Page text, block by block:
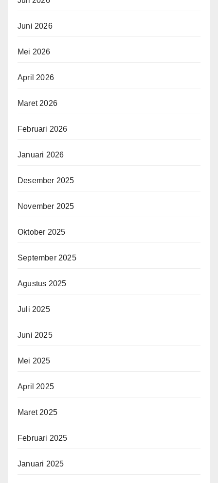
Juni 2026
Mei 2026
April 2026
Maret 2026
Februari 2026
Januari 2026
Desember 2025
November 2025
Oktober 2025
September 2025
Agustus 2025
Juli 2025
Juni 2025
Mei 2025
April 2025
Maret 2025
Februari 2025
Januari 2025